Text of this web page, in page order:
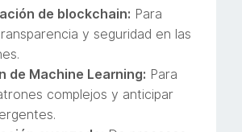
de blockchain: Para
y seguridad en las
de Machine Learning: Para
complejos y anticipar